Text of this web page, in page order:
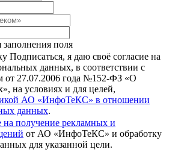
поля
Подписаться, я даю своё согласие на
данных, в соответствии с
от 27.07.2006 года №152-ФЗ «О
на условиях и для целей,
АО «ИнфоТеКС» в отношении
данных.
на получение рекламных и
от АО «ИнфоТеКС» и обработку
для указанной цели.